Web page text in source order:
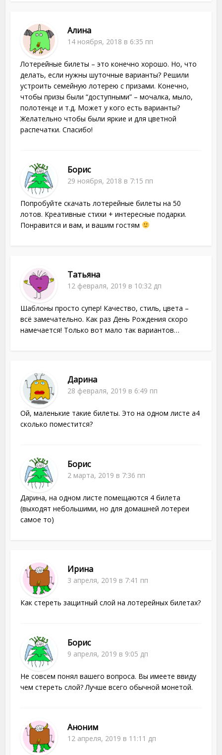
Алина
14 ноября, 2018 в 6:35 пп
Лотерейные билеты – это конечно хорошо. Но, что
делать, если нужны шуточные варианты? Решили
устроить семейную лотерею с призами. Конечно,
чтобы призы были “доступными” – мочалка, мыло,
полотенце и т.д. Может у кого есть варианты?
Желательно чтобы были яркие и для цветной
распечатки. Спасибо!
Борис
29 ноября, 2018 в 7:15 пп
Попробуйте скачать лотерейные билеты на 50
лотов. Креативные стихи + интересные подарки.
Понравится и вам, и вашим гостям
Татьяна
12 февраля, 2019 в 10:32 дп
Шаблоны просто супер! Качество, стиль, цвета –
всё замечательно. Как раз День Рождения скоро
намечается! Только вот мало так вариантов…
Дарина
28 февраля, 2019 в 6:49 пп
Ой, маленькие такие билеты. Это на одном листе a4
сколько поместится?
Борис
2 марта, 2019 в 7:36 пп
Дарина, на одном листе помещаются 4 билета
(выходят небольшими, но для домашней лотереи
самое то)
Ирина
3 апреля, 2019 в 7:41 пп
Как стереть защитный слой на лотерейных билетах?
Борис
9 апреля, 2019 в 9:05 дп
Не совсем понял вашего вопроса. Вы имеете ввиду
чем стереть слой? Лучше всего обычной монетой.
Аноним
12 апреля, 2019 в 11:11 дп